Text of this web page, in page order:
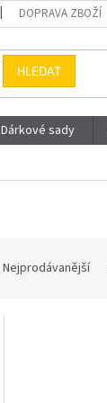
DOPRAVA ZBOŽÍ
HLEDAT
Dárkové sady
Nejprodávanější